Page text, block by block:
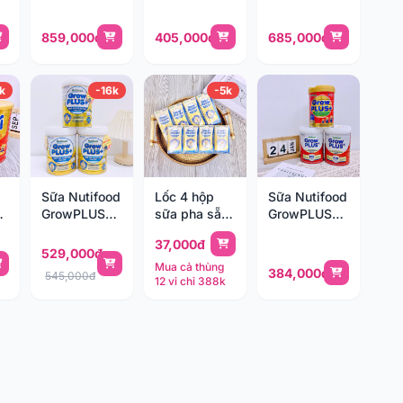
859,000đ 405,000đ
685,000đ
-16k
Sữa Nutifood
GrowPLUS+
800g
529,000đ
545,000đ
-5k
Lốc 4 hộp
sữa pha sẵn
GrowPLUS+
sữa non
37,000đ
Mua cả thùng
12 vỉ chỉ 388k
Sữa Nutifood
GrowPLUS+
384,000đ